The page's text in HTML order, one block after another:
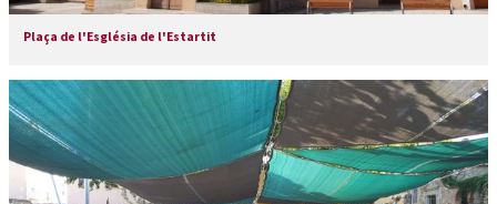
Plaça de l'Església de l'Estartit